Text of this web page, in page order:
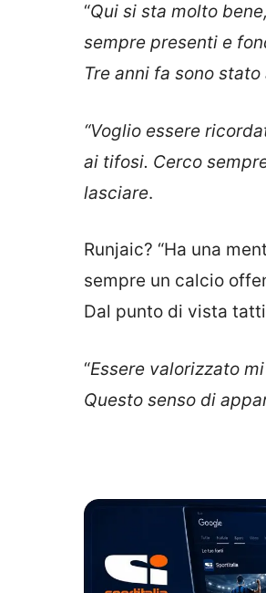
“Qui si sta molto
sempre presenti e
Tre anni fa sono
“Voglio essere
ai tifosi. Cerco
lasciare.
Runjaic? “Ha una
sempre un calcio
Dal punto di vista
“Essere valorizzato
Questo senso di